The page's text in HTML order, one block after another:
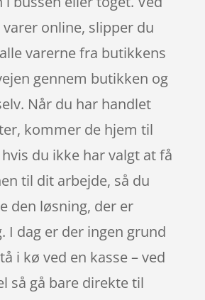
online, slipper du
varerne fra butikkens
gennem butikken og
Når du har handlet
kommer de hjem til
du ikke har valgt at få
til dit arbejde, så du
den løsning, der er
I dag er der ingen grund
i kø ved en kasse – ved
så gå bare direkte til